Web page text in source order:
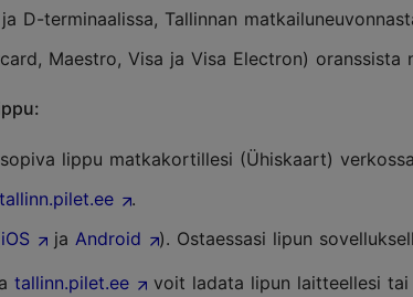
D-terminaalissa, Tallinnan
Maestro, Visa ja Visa Electron)
lippu matkakortillesi (Ühiskaart)
tallinn.pilet.ee
.
iOS ja Android
). Ostaessasi lipun
tallinn.pilet.ee
voit ladata lipun laitteellesi